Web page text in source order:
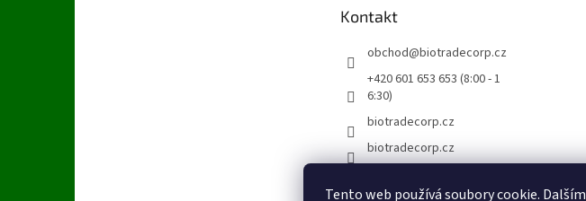
Tento web používá soubory cookie. Dalším
Kontakt
obchod@biotradecorp.cz
+420 601 653 653 (8:00 - 1
6:30)
biotradecorp.cz
biotradecorp.cz